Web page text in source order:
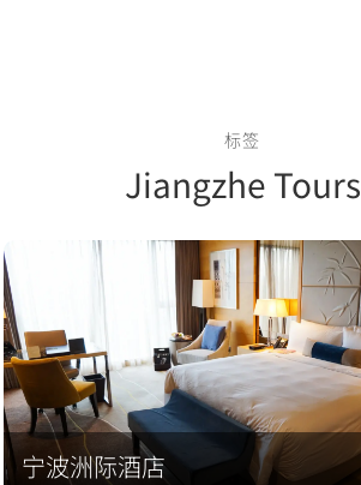
标签
Jiangzhe Tours
宁波洲际酒店